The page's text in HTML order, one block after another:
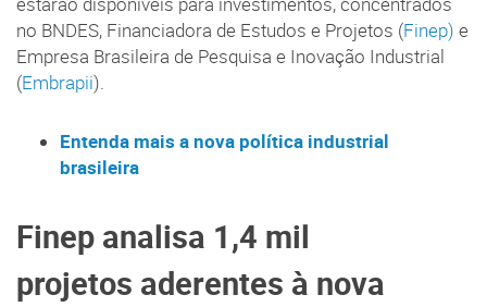
no BNDES, Financiadora de Estudos e Projetos (Finep) e
Empresa Brasileira de Pesquisa e Inovação Industrial
(Embrapii).
Entenda mais a nova política industrial
brasileira
Finep analisa 1,4 mil
projetos aderentes à nova